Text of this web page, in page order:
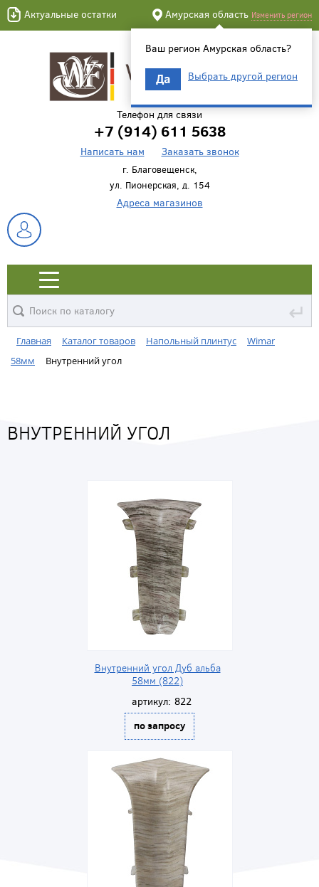
Актуальные остатки Амурская область Изменить регион
Ваш регион Амурская область?
Да Выбрать другой регион
Телефон для связи
+7 (914) 611 5638
Написать нам Заказать звонок
г. Благовещенск,
ул. Пионерская, д. 154
Адреса магазинов
↵
Главная Каталог товаров Напольный плинтус
Wimar
58мм
Внутренний угол
ВНУТРЕННИЙ УГОЛ
Внутренний угол Дуб альба
58мм (822)
артикул: 822
по запросу